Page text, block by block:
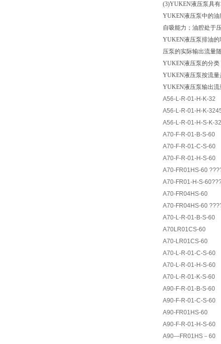
(3)YUKEN液压泵具
YUKEN液压泵中的
自吸能力；油腔处于
YUKEN液压泵排油
压泵的实际输出流量
YUKEN液压泵的分类
YUKEN液压泵按流
YUKEN液压泵输出
A56-L-R-01-H-K-32
A56-L-R-01-H-K-
A56-L-R-01-H-S-K-32
A70-F-R-01-B-S-60
A70-F-R-01-C-S-60
A70-F-R-01-H-S-60
A70-FR01HS-60
A70-FR01-H-S-
A70-FR04HS-60
A70-FR04HS-60
A70-L-R-01-B-S-60
A70LR01CS-60
A70-LR01CS-60
A70-L-R-01-C-S-60
A70-L-R-01-H-S-60
A70-L-R-01-K-S-60
A90-F-R-01-B-S-60
A90-F-R-01-C-S-60
A90-FR01HS-60
A90-F-R-01-H-S-60
A90—FR01HS－60